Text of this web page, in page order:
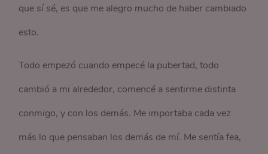
que sí sé, es que me alegro mucho de haber cambiado
esto.
Todo empezó cuando empecé la pubertad, todo
cambió a mi alrededor, comencé a sentirme distinta
conmigo, y con los demás. Me importaba cada vez
más lo que pensaban los demás de mí. Me sentía fea,